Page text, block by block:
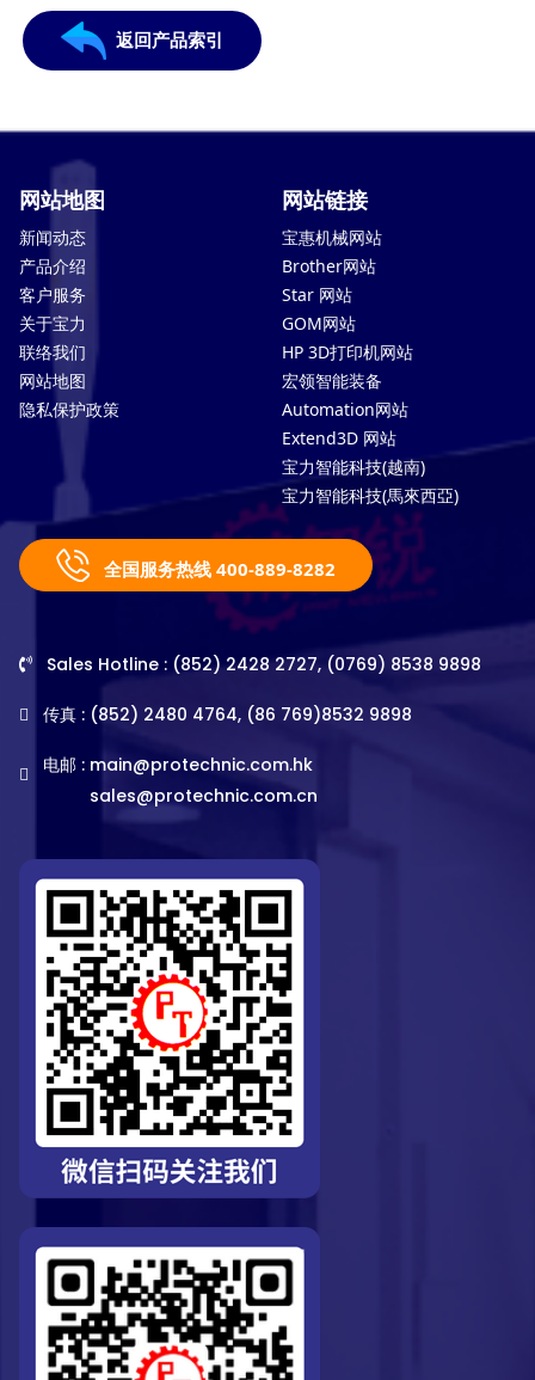
返回产品索引
网站地图
新闻动态
产品介绍
客户服务
关于宝力
联络我们
网站地图
隐私保护政策
网站链接
宝惠机械网站
Brother网站
Star 网站
GOM网站
HP 3D打印机网站
宏领智能装备
Automation网站
Extend3D 网站
宝力智能科技(越南)
宝力智能科技(馬來西亞)
全国服务热线 400-889-8282
Sales Hotline : (852) 2428 2727, (0769) 8538 9898
传真 : (852) 2480 4764, (86 769)8532 9898
电邮 : main@protechnic.com.hk
sales@protechnic.com.cn